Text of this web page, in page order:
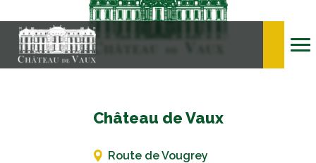
Château de Vaux
Route de Vougrey